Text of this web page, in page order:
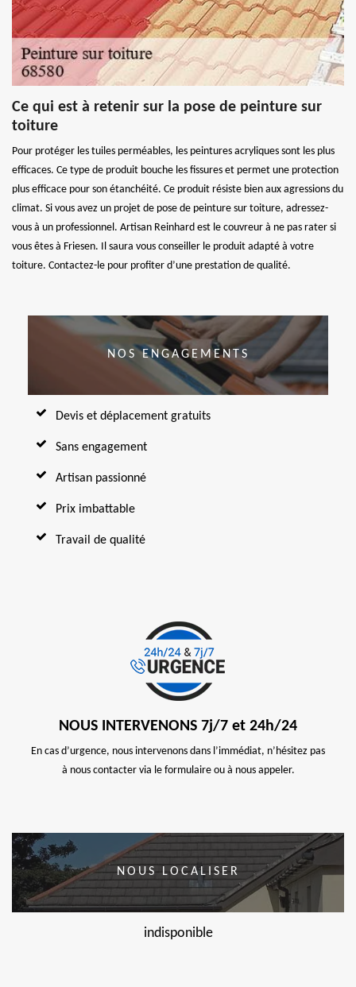
Ce qui est à retenir sur la pose de peinture sur
toiture
Pour protéger les tuiles perméables, les peintures acryliques sont les plus
efficaces. Ce type de produit bouche les fissures et permet une protection
plus efficace pour son étanchéité. Ce produit résiste bien aux agressions du
climat. Si vous avez un projet de pose de peinture sur toiture, adressez-
vous à un professionnel. Artisan Reinhard est le couvreur à ne pas rater si
vous êtes à Friesen. Il saura vous conseiller le produit adapté à votre
toiture. Contactez-le pour profiter d’une prestation de qualité.
NOS ENGAGEMENTS
Devis et déplacement gratuits
Sans engagement
Artisan passionné
Prix imbattable
Travail de qualité
NOUS INTERVENONS 7j/7 et 24h/24
En cas d’urgence, nous intervenons dans l’immédiat, n’hésitez pas
à nous contacter via le formulaire ou à nous appeler.
NOUS LOCALISER
indisponible